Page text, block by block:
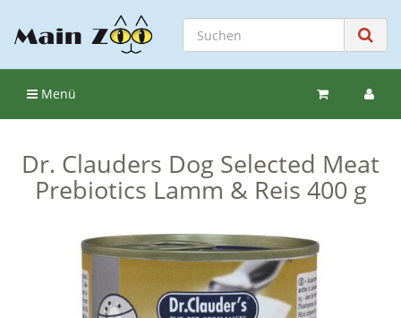
Menü
Dr. Clauders Dog Selected Meat
Prebiotics Lamm & Reis 400 g